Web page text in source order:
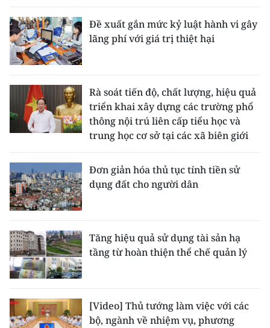
Infographic
TIN ĐỊA PHƯƠNG
Trung du và miền núi phía Bắc
Bắc Trung Bộ
Duyên hải Nam Trung Bộ và Tây
Đông Nam Bộ
Đồng bằng sông Cửu Long
Chuyên trang Hà Nội
Đề xuất gắn mức kỷ luật hành vi gây
lãng phí với giá trị thiệt hại
Rà soát tiến độ, chất lượng, hiệu quả
triển khai xây dựng các trường phổ
thông nội trú liên cấp tiểu học và
trung học cơ sở tại các xã biên giới
Đơn giản hóa thủ tục tính tiền sử
dụng đất cho người dân
Tăng hiệu quả sử dụng tài sản hạ
tầng từ hoàn thiện thể chế quản lý
[Video] Thủ tướng làm việc với các
bộ, ngành về nhiệm vụ, phương